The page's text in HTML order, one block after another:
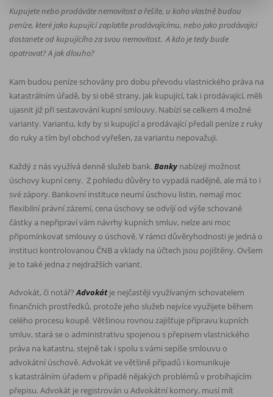
Kupujete nebo prodáváte nemovitost a řešíte, u koho vlastně budou
peníze, které jako kupující zaplatíte prodávajícímu, nebo jako prodávající
dostanete od kupujícího za svou nemovitost. A kdo je tedy bude
opatrovat? A jak dlouho?
Kam budou peníze schovány pro dobu převodu vlastnického práva na
katastrálním úřadě, by si obě strany, jak kupující, tak i prodávající, měli
ujasnit již při sestavování kupní smlouvy. Nabízí se celkem 4 možné
varianty. Variantu, kdy by si kupující a prodávající předali peníze z ruky
do ruky a tím byl obchod vyřešen, za variantu nepovažuji.
Každý z nás využívá denně služeb bank.Banky nabízejí možnost
úschovy kupní ceny. Z pohledu důvěry to vypadá nadějně, ale má to i
své zápory. Bankovní instituce neumí úschovu listin, nemají moc
flexibilní právní zázemí, cena úschovy se odvíjí od výše schované
částky a nepřipraví vám návrhy kupních smluv, nelze ani moc
připomínkovat smlouvy o úschově. V rámci důvěryhodnosti je jedná o
instituci kontrolovanou ČNB a vklady na účtech jsou pojištěny. Ovšem
je to také jedna z nejdražších variant.
Advokát, či notář?Advokátje nejčastěji využívaným schovatelem
finančních prostředků, protože jeho služeb nejvíce využijete během
celého procesu koupě. Většinou rovnou zajišťuje přípravu kupních
smluv, stará se o administrativu spojenou s přepisem vlastnického
práva na katastru, stejně tak i spolu s vámi sepíše smlouvu o
advokátní úschově. Advokát ve většině případů i komunikuje
s katastrálním úřadem v případě nějakých problémů v probíhajícím
přepisu. Advokát je registrován u Advokátní komory, musí mít